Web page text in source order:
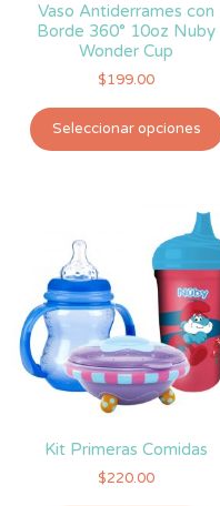
Vaso Antiderrames con
Borde 360° 10oz Nuby
Wonder Cup
$199.00
Seleccionar opciones
Kit Primeras Comidas
$220.00